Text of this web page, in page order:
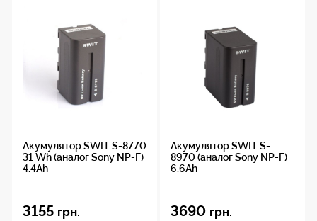
Сумісність з
камерами
Canon EOS C50 / R / R5 / R5M2 / R5C
Canon EOS R6 / R6M2 / R6M3 / R7 / R7M2
Canon EOS 5D2 / 5D3 / 5D4 / 5DS / 5DS R
ZCAM E2C / E2N
BMPCC 4K
Розмір
Акумулятор SWIT S-8770
31 Wh (аналог Sony NP-F)
4.4Ah
3155 грн.
Акумулятор SWIT S-
8970 (аналог Sony NP-F)
6.6Ah
3690 грн.